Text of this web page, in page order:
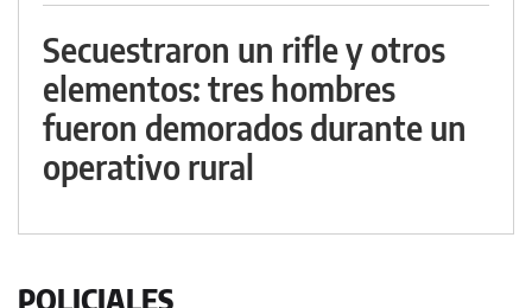
Secuestraron un rifle y otros
elementos: tres hombres
fueron demorados durante un
operativo rural
POLICIALES